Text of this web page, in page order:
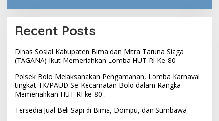
Recent Posts
Dinas Sosial Kabupaten Bima dan Mitra Taruna Siaga
(TAGANA) Ikut Memeriahkan Lomba HUT RI Ke-80
Polsek Bolo Melaksanakan Pengamanan, Lomba Karnaval
tingkat TK/PAUD Se-Kecamatan Bolo dalam Rangka
Memeriahkan HUT RI ke-80 .
Tersedia Jual Beli Sapi di Bima, Dompu, dan Sumbawa